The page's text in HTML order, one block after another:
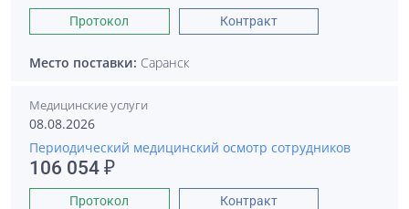
Протокол Контракт
Место поставки: Саранск
Медицинские услуги
08.08.2026
Периодический медицинский осмотр сотрудников
106 054 ₽
Протокол Контракт